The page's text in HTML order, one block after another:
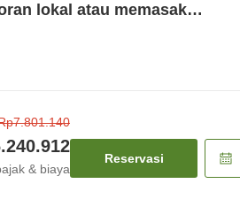
lokal atau memasak
[Kamar saja]
& biaya
Reservasi